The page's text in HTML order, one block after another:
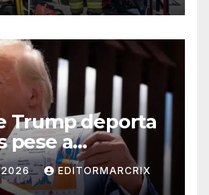
Trump deporta
pese a
la tortura,
2026 EDITORMARCRIX